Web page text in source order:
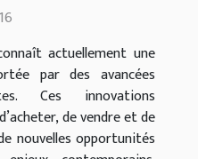
actuellement une
par des avancées
Ces innovations
de vendre et de
nouvelles opportunités